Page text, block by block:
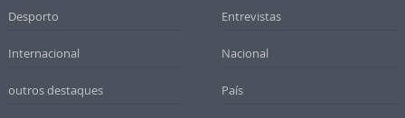
Desporto Entrevistas
Internacional Nacional
outros destaques País